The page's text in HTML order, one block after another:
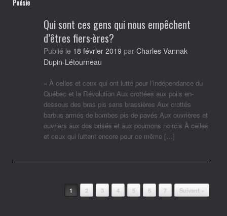
Poésie
Qui sont ces gens qui nous empêchent
d’êtres fiers·ères?
Publié le 18 février 2019 par Charles-Vannak
Dupin-Létourneau
« À celles et ceux qui ont lutté pour l’indépendance du
Québec et la Révolution Aux crottées aux poils en-
dessous des bras pis sans brassières Aux crottés
barbus armés de bombes pis de pavés Aux ouvrières et
ouvriers aux dos brisés et aux poumons noircis À celles
et ceux qui luttent encore pour ce même […]
1 2 3 4 5 6 7 Suivant »